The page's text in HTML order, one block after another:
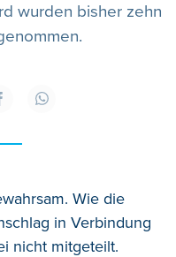
wurden bisher zehn
Wie die
in Verbindung
nicht mitgeteilt.